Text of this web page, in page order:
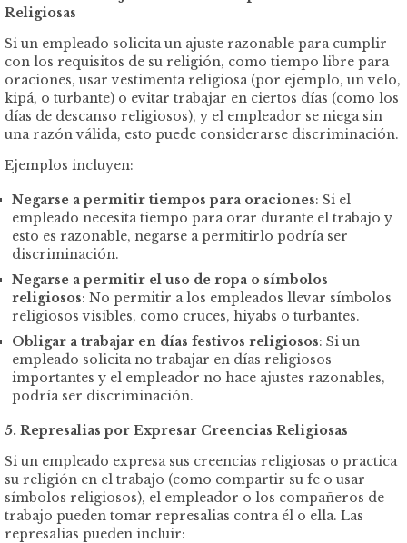
Religiosas
Si un empleado solicita un ajuste razonable para cumplir
con los requisitos de su religión, como tiempo libre para
oraciones, usar vestimenta religiosa (por ejemplo, un velo,
kipá, o turbante) o evitar trabajar en ciertos días (como los
días de descanso religiosos), y el empleador se niega sin
una razón válida, esto puede considerarse discriminación.
Ejemplos incluyen:
Negarse a permitir tiempos para oraciones: Si el
empleado necesita tiempo para orar durante el trabajo y
esto es razonable, negarse a permitirlo podría ser
discriminación.
Negarse a permitir el uso de ropa o símbolos
religiosos: No permitir a los empleados llevar símbolos
religiosos visibles, como cruces, hiyabs o turbantes.
Obligar a trabajar en días festivos religiosos: Si un
empleado solicita no trabajar en días religiosos
importantes y el empleador no hace ajustes razonables,
podría ser discriminación.
5. Represalias por Expresar Creencias Religiosas
Si un empleado expresa sus creencias religiosas o practica
su religión en el trabajo (como compartir su fe o usar
símbolos religiosos), el empleador o los compañeros de
trabajo pueden tomar represalias contra él o ella. Las
represalias pueden incluir: